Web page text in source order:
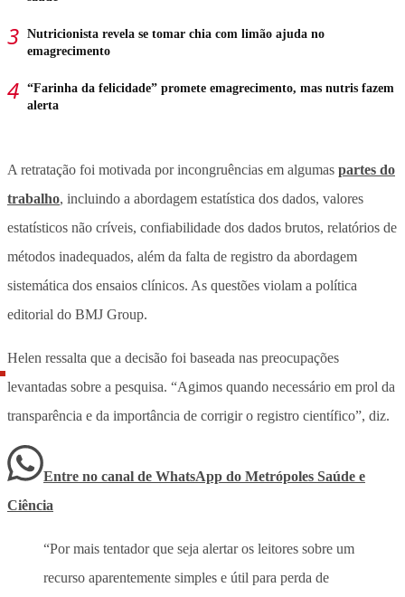
Nutricionista revela se tomar chia com limão ajuda no
emagrecimento
“Farinha da felicidade” promete emagrecimento, mas nutris fazem
alerta
A retratação foi motivada por incongruências em algumas partes do
trabalho, incluindo a abordagem estatística dos dados, valores
estatísticos não críveis, confiabilidade dos dados brutos, relatórios de
métodos inadequados, além da falta de registro da abordagem
sistemática dos ensaios clínicos. As questões violam a política
editorial do BMJ Group.
Helen ressalta que a decisão foi baseada nas preocupações
levantadas sobre a pesquisa. “Agimos quando necessário em prol da
transparência e da importância de corrigir o registro científico”, diz.
Entre no canal de WhatsApp do Metrópoles Saúde e
Ciência
“Por mais tentador que seja alertar os leitores sobre um
recurso aparentemente simples e útil para perda de